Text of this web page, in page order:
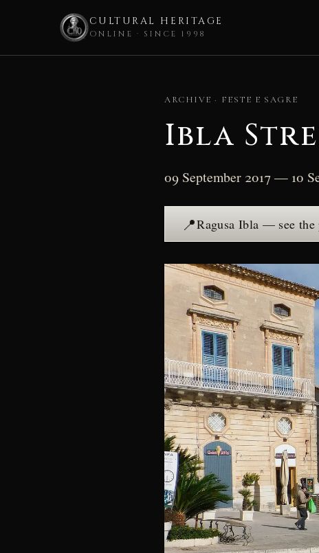
CULTURAL HERITAGE
ONLINE · SINCE 1998
ARCHIVE · FESTE E SAGRE
Ibla
09 September 2017 — 10
📍Ragusa Ibla — see